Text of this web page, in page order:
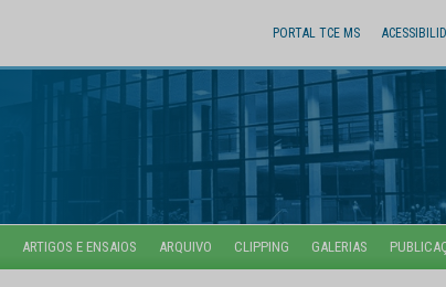
PORTAL TCE MS
ARTIGOS E ENSAIOS ARQUIVO CLIPPING GALERIAS